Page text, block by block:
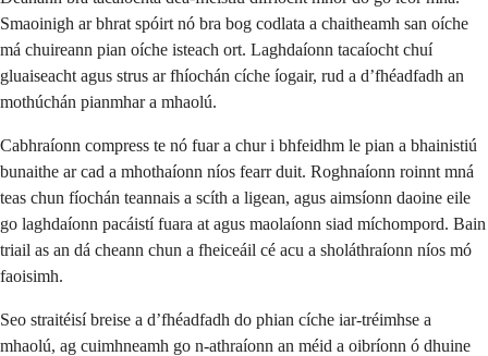
Smaoinigh ar bhrat spóirt nó bra bog codlata a chaitheamh san oíche
má chuireann pian oíche isteach ort. Laghdaíonn tacaíocht chuí
gluaiseacht agus strus ar fhíochán cíche íogair, rud a d’fhéadfadh an
mothúchán pianmhar a mhaolú.
Cabhraíonn compress te nó fuar a chur i bhfeidhm le pian a bhainistiú
bunaithe ar cad a mhothaíonn níos fearr duit. Roghnaíonn roinnt mná
teas chun fíochán teannais a scíth a ligean, agus aimsíonn daoine eile
go laghdaíonn pacáistí fuara at agus maolaíonn siad míchompord. Bain
triail as an dá cheann chun a fheiceáil cé acu a sholáthraíonn níos mó
faoisimh.
Seo straitéisí breise a d’fhéadfadh do phian cíche iar-tréimhse a
mhaolú, ag cuimhneamh go n-athraíonn an méid a oibríonn ó dhuine